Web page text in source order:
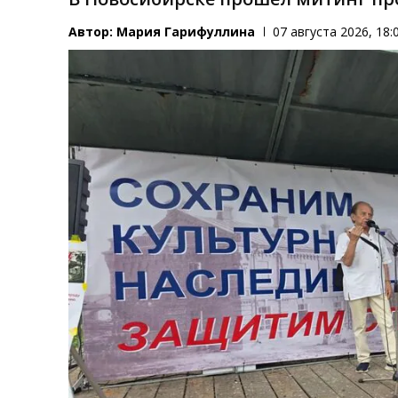
Автор: Мария Гарифуллина 07 августа 2026,